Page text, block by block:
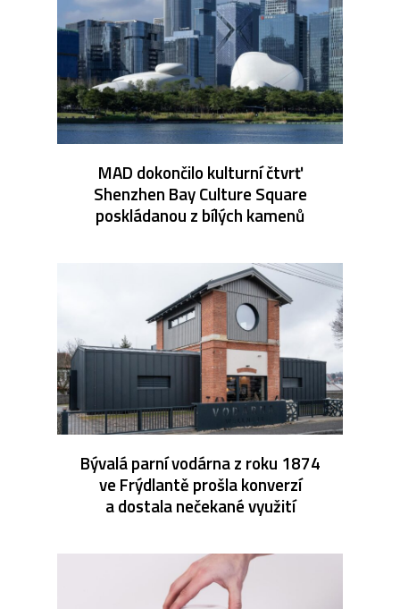
MAD dokončilo kulturní čtvrť
Shenzhen Bay Culture Square
poskládanou z bílých kamenů
Bývalá parní vodárna z roku 1874
ve Frýdlantě prošla konverzí
a dostala nečekané využití